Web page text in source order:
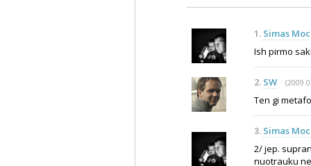
1. Simas
Ish pirmo
2. SW (2009
Ten gi
3. Simas
2/ jep.
nuotrauku